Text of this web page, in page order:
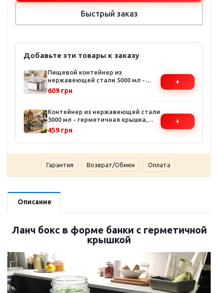
Быстрый заказ
Добавьте эти товары к заказу
Пищевой контейнер из
нержавеющей стали 5000 мл -
квадратная форма, с крышкой,
устойчив к коррозии, для дома и
609 грн
+
Контейнер из нержавеющей стали
3000 мл - герметичная крышка,
квадратная форма, устойчив к
коррозии
459 грн
+
Гарантия Возврат/Обмен Оплата
Описание
Ланч бокс в форме банки с герметичной
крышкой